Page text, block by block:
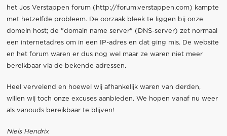
het Jos Verstappen forum (http://forum.verstappen.com) kampte
met hetzelfde probleem. De oorzaak bleek te liggen bij onze
domein host; de "domain name server" (DNS-server) zet normaal
een internetadres om in een IP-adres en dat ging mis. De website
en het forum waren er dus nog wel maar ze waren niet meer
bereikbaar via de bekende adressen.
Heel vervelend en hoewel wij afhankelijk waren van derden,
willen wij toch onze excuses aanbieden. We hopen vanaf nu weer
als vanouds bereikbaar te blijven!
Niels Hendrix